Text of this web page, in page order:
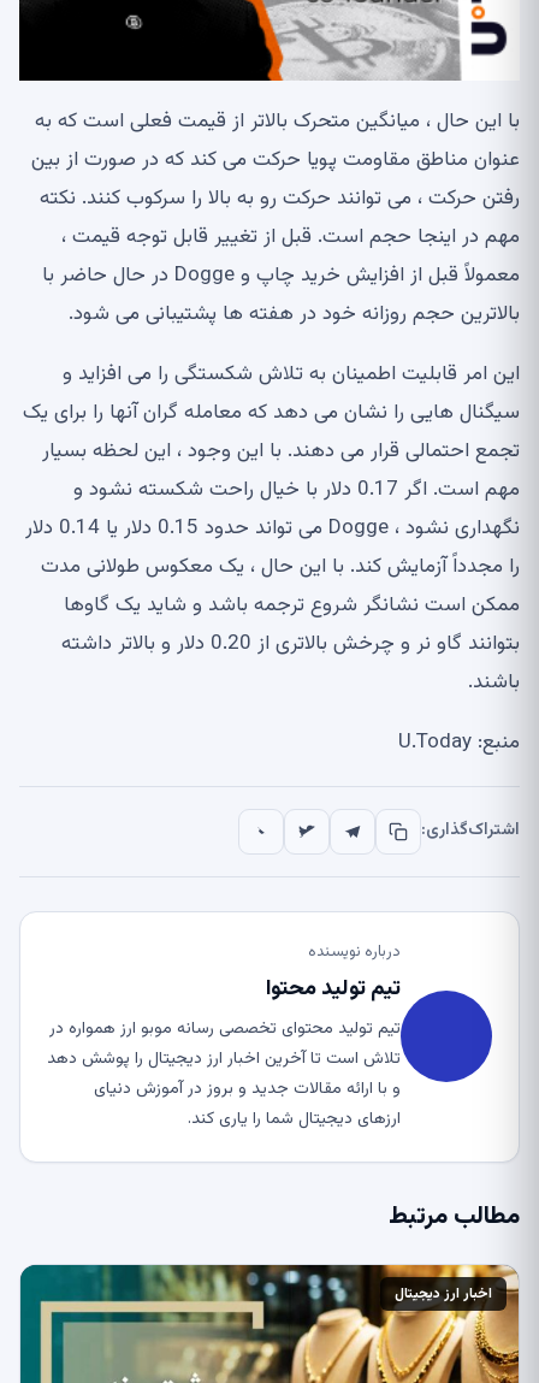
با این حال ، میانگین متحرک بالاتر از قیمت فعلی است که به
عنوان مناطق مقاومت پویا حرکت می کند که در صورت از بین
رفتن حرکت ، می توانند حرکت رو به بالا را سرکوب کنند. نکته
مهم در اینجا حجم است. قبل از تغییر قابل توجه قیمت ،
معمولاً قبل از افزایش خرید چاپ و Dogge در حال حاضر با
بالاترین حجم روزانه خود در هفته ها پشتیبانی می شود.
این امر قابلیت اطمینان به تلاش شکستگی را می افزاید و
سیگنال هایی را نشان می دهد که معامله گران آنها را برای یک
تجمع احتمالی قرار می دهند. با این وجود ، این لحظه بسیار
مهم است. اگر 0.17 دلار با خیال راحت شکسته نشود و
نگهداری نشود ، Dogge می تواند حدود 0.15 دلار یا 0.14 دلار
را مجدداً آزمایش کند. با این حال ، یک معکوس طولانی مدت
ممکن است نشانگر شروع ترجمه باشد و شاید یک گاوها
بتوانند گاو نر و چرخش بالاتری از 0.20 دلار و بالاتر داشته
باشند.
منبع: U.Today
اشتراک‌گذاری:
درباره نویسنده
تیم تولید محتوا
تیم تولید محتوای تخصصی رسانه موبو ارز همواره در
تلاش است تا آخرین اخبار ارز دیجیتال را پوشش دهد
و با ارائه مقالات جدید و بروز در آموزش دنیای
ارزهای دیجیتال شما را یاری کند.
مطالب مرتبط
اخبار ارز دیجیتال